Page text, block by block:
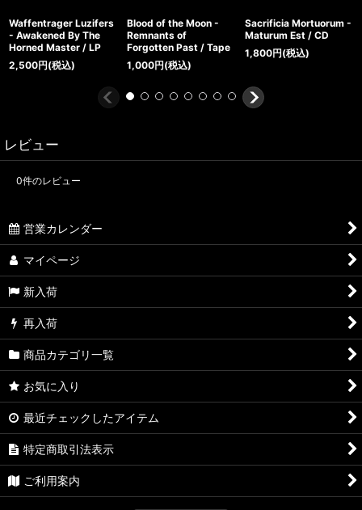
Waffentrager Luzifers
- Awakened By The
Horned Master / LP
2,500円(税込)
Blood of the Moon -
Remnants of
Forgotten Past / Tape
1,000円(税込)
Sacrificia Mortuorum -
Maturum Est / CD
1,800円(税込)
レビュー
0件のレビュー
営業カレンダー
マイページ
新入荷
再入荷
商品カテゴリ一覧
お気に入り
最近チェックしたアイテム
特定商取引法表示
ご利用案内